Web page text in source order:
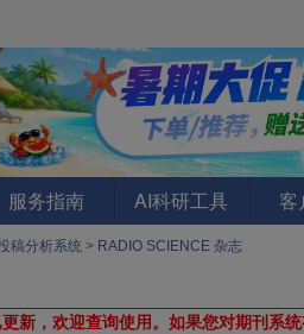
服务指南 AI科研工具 客
稿分析系统 > RADIO SCIENCE 杂志
新，欢迎查询使用。 如果您对期刊系